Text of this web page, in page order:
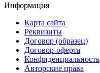
Информация
Карта сайта
Реквизиты
Договор (образец)
Договор-оферта
Конфиденциальность
Авторские права